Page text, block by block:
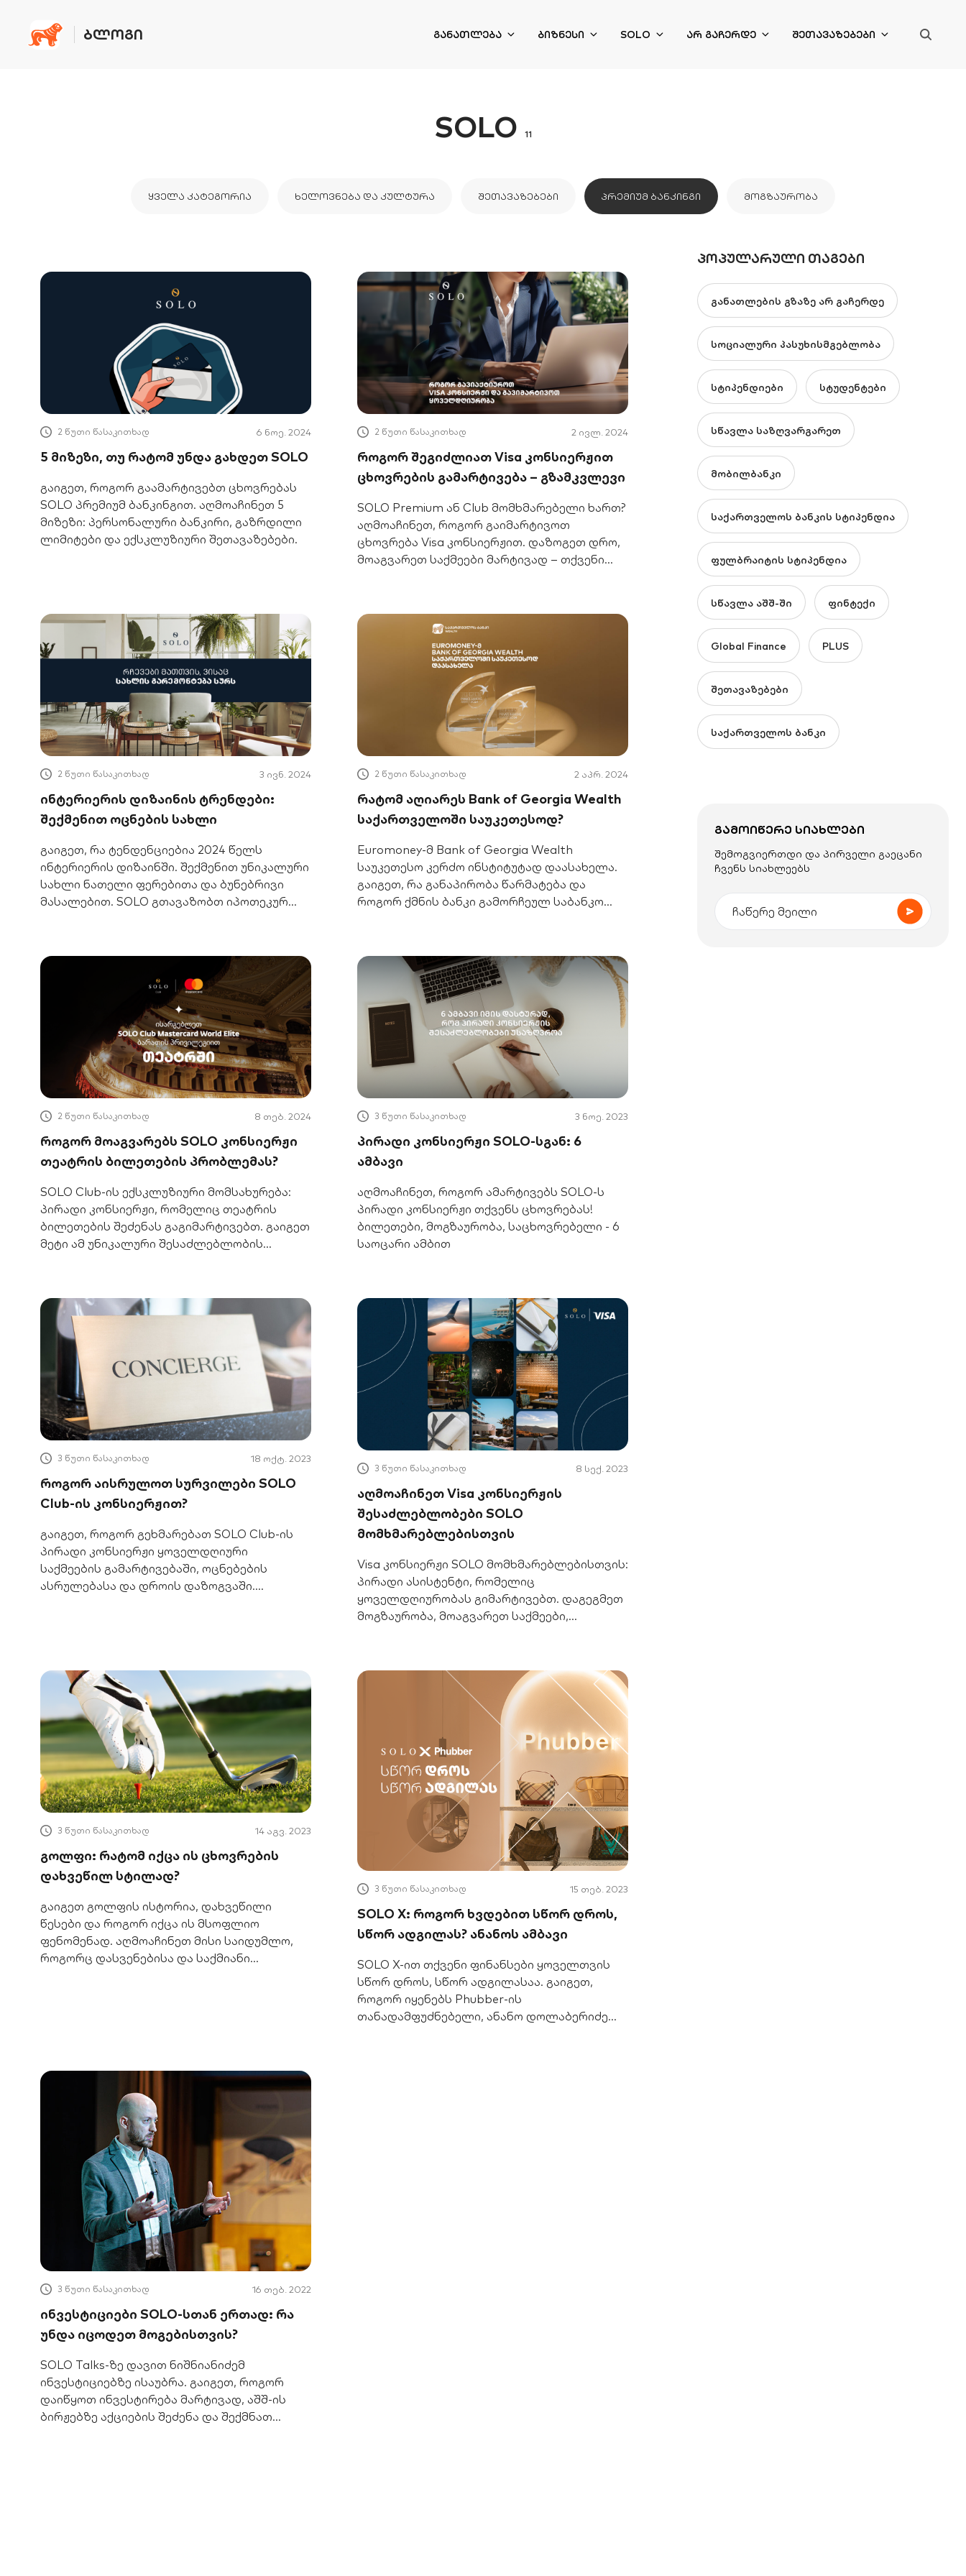
ᲑᲚᲝᲒᲘ ᲒᲐᲜᲐᲗᲚᲔᲑᲐ ᲑᲘᲖᲜᲔᲡᲘ SOLO ᲐᲠ ᲒᲐᲩᲔᲠᲓᲔ ᲨᲔᲗᲐᲕᲐᲖᲔᲑᲔᲑᲘ
SOLO 11
ᲧᲕᲔᲚᲐ ᲙᲐᲢᲔᲒᲝᲠᲘᲐ ᲮᲔᲚᲝᲕᲜᲔᲑᲐ ᲓᲐ ᲙᲣᲚᲢᲣᲠᲐ ᲨᲔᲗᲐᲕᲐᲖᲔᲑᲔᲑᲘ ᲞᲠᲔᲛᲘᲣᲛ ᲑᲐᲜᲙᲘᲜᲒᲘ ᲛᲝᲒᲖᲐᲣᲠᲝᲑᲐ
2 წუთი წასაკითხად 6 ნოე. 2024
5 მიზეზი, თუ რატომ უნდა გახდეთ SOLO
გაიგეთ, როგორ გაამარტივებთ ცხოვრებას
SOLO პრემიუმ ბანკინგით. აღმოაჩინეთ 5
მიზეზი: პერსონალური ბანკირი, გაზრდილი
ლიმიტები და ექსკლუზიური შეთავაზებები.
2 წუთი წასაკითხად 2 ივლ. 2024
როგორ შეგიძლიათ Visa კონსიერჟით
ცხოვრების გამარტივება – გზამკვლევი
SOLO Premium ან Club მომხმარებელი ხართ?
აღმოაჩინეთ, როგორ გაიმარტივოთ
ცხოვრება Visa კონსიერჟით. დაზოგეთ დრო,
მოაგვარეთ საქმეები მარტივად – თქვენი
2 წუთი წასაკითხად 3 ივნ. 2024
ინტერიერის დიზაინის ტრენდები:
შექმენით ოცნების სახლი
გაიგეთ, რა ტენდენციებია 2024 წელს
ინტერიერის დიზაინში. შექმენით უნიკალური
სახლი ნათელი ფერებითა და ბუნებრივი
მასალებით. SOLO გთავაზობთ იპოთეკურ
2 წუთი წასაკითხად 2 აპრ. 2024
რატომ აღიარეს Bank of Georgia Wealth
საქართველოში საუკეთესოდ?
Euromoney-მ Bank of Georgia Wealth
საუკეთესო კერძო ინსტიტუტად დაასახელა.
გაიგეთ, რა განაპირობა წარმატება და
როგორ ქმნის ბანკი გამორჩეულ საბანკო
2 წუთი წასაკითხად 8 თებ. 2024
როგორ მოაგვარებს SOLO კონსიერჟი
თეატრის ბილეთების პრობლემას?
SOLO Club-ის ექსკლუზიური მომსახურება:
პირადი კონსიერჟი, რომელიც თეატრის
ბილეთების შეძენას გაგიმარტივებთ. გაიგეთ
მეტი ამ უნიკალური შესაძლებლობის
3 წუთი წასაკითხად 3 ნოე. 2023
პირადი კონსიერჟი SOLO-სგან: 6
ამბავი
აღმოაჩინეთ, როგორ ამარტივებს SOLO-ს
პირადი კონსიერჟი თქვენს ცხოვრებას!
ბილეთები, მოგზაურობა, საცხოვრებელი - 6
საოცარი ამბით
3 წუთი წასაკითხად 18 ოქტ. 2023
როგორ აისრულოთ სურვილები SOLO
Club-ის კონსიერჟით?
გაიგეთ, როგორ გეხმარებათ SOLO Club-ის
პირადი კონსიერჟი ყოველდღიური
საქმეების გამარტივებაში, ოცნებების
ასრულებასა და დროის დაზოგვაში.
3 წუთი წასაკითხად 8 სექ. 2023
აღმოაჩინეთ Visa კონსიერჟის
შესაძლებლობები SOLO
მომხმარებლებისთვის
Visa კონსიერჟი SOLO მომხმარებლებისთვის:
პირადი ასისტენტი, რომელიც
ყოველდღიურობას გიმარტივებთ. დაგეგმეთ
მოგზაურობა, მოაგვარეთ საქმეები,
3 წუთი წასაკითხად 14 აგვ. 2023
გოლფი: რატომ იქცა ის ცხოვრების
დახვეწილ სტილად?
გაიგეთ გოლფის ისტორია, დახვეწილი
წესები და როგორ იქცა ის მსოფლიო
ფენომენად. აღმოაჩინეთ მისი საიდუმლო,
როგორც დასვენებისა და საქმიანი
3 წუთი წასაკითხად 15 თებ. 2023
SOLO X: როგორ ხვდებით სწორ დროს,
სწორ ადგილას? ანანოს ამბავი
SOLO X-ით თქვენი ფინანსები ყოველთვის
სწორ დროს, სწორ ადგილასაა. გაიგეთ,
როგორ იყენებს Phubber-ის
თანადამფუძნებელი, ანანო დოლაბერიძე
3 წუთი წასაკითხად 16 თებ. 2022
ინვესტიციები SOLO-სთან ერთად: რა
უნდა იცოდეთ მოგებისთვის?
SOLO Talks-ზე დავით ნიშნიანიძემ
ინვესტიციებზე ისაუბრა. გაიგეთ, როგორ
დაიწყოთ ინვესტირება მარტივად, აშშ-ის
ბირჟებზე აქციების შეძენა და შექმნათ
ᲞᲝᲞᲣᲚᲐᲠᲣᲚᲘ ᲗᲐᲒᲔᲑᲘ
განათლების გზაზე არ გაჩერდე
სოციალური პასუხისმგებლობა
სტიპენდიები სტუდენტები
სწავლა საზღვარგარეთ
მობილბანკი
საქართველოს ბანკის სტიპენდია
ფულბრაიტის სტიპენდია
სწავლა აშშ-ში ფინტექი
Global Finance PLUS
შეთავაზებები
საქართველოს ბანკი
ᲒᲐᲛᲝᲘᲬᲔᲠᲔ ᲡᲘᲐᲮᲚᲔᲑᲘ
შემოგვიერთდი და პირველი გაეცანი
ჩვენს სიახლეებს